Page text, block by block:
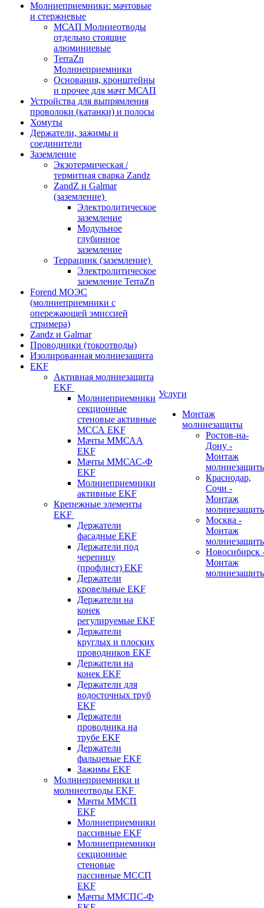
Молниеприемники: мачтовые
и стержневые
МСАП Молниеотводы
отдельно стоящие
алюминиевые
TerraZn
Молниеприемники
Основания, кронштейны
и прочее для мачт МСАП
Устройства для выпрямления
проволоки (катанки) и полосы
Хомуты
Держатели, зажимы и
соединители
Заземление
Экзотермическая /
термитная сварка Zandz
ZandZ и Galmar
(заземление)
Электролитическое
заземление
Модульное
глубинное
заземление
Террацинк (заземление)
Электролитическое
заземление TerraZn
Forend МОЭС
(молниеприемники с
опережающей эмиссией
стримера)
Zandz и Galmar
Проводники (токоотводы)
Изолированная молниезащита
EKF
Активная молниезащита
EKF
Молниеприемники
секционные
стеновые активные
МССА EKF
Мачты ММСАА
EKF
Мачты ММСАС-Ф
EKF
Молниеприемники
активные EKF
Крепежные элементы
EKF
Держатели
фасадные EKF
Держатели под
черепицу
(профлист) EKF
Держатели
кровельные EKF
Держатели на
конек
регулируемые EKF
Держатели
круглых и плоских
проводников EKF
Держатели на
конек EKF
Держатели для
водосточных труб
EKF
Держатели
проводника на
трубе EKF
Держатели
фальцевые EKF
Зажимы EKF
Молниеприемники и
молниеотводы EKF
Мачты ММСП
EKF
Молниеприемники
пассивные EKF
Молниеприемники
секционные
стеновые
пассивные МССП
EKF
Мачты ММСПС-Ф
Услуги
Монтаж
молниезащиты
Ростов-на-
Дону -
Монтаж
Краснодар,
Сочи -
Монтаж
Москва -
Монтаж
Новосибирск
Монтаж